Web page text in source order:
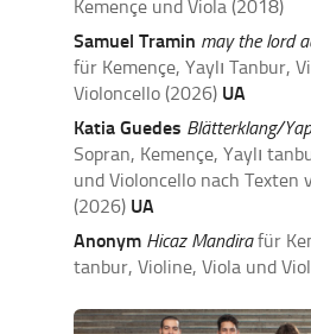
Kemençe und Viola (2018)
Samuel Tramin may the lord
für Kemençe, Yaylı Tanbur,
Violoncello (2026) UA
Katia Guedes Blätterklang/
Sopran, Kemençe, Yaylı
und Violoncello nach Texten
(2026) UA
Anonym Hicaz Mandira für
tanbur, Violine, Viola und